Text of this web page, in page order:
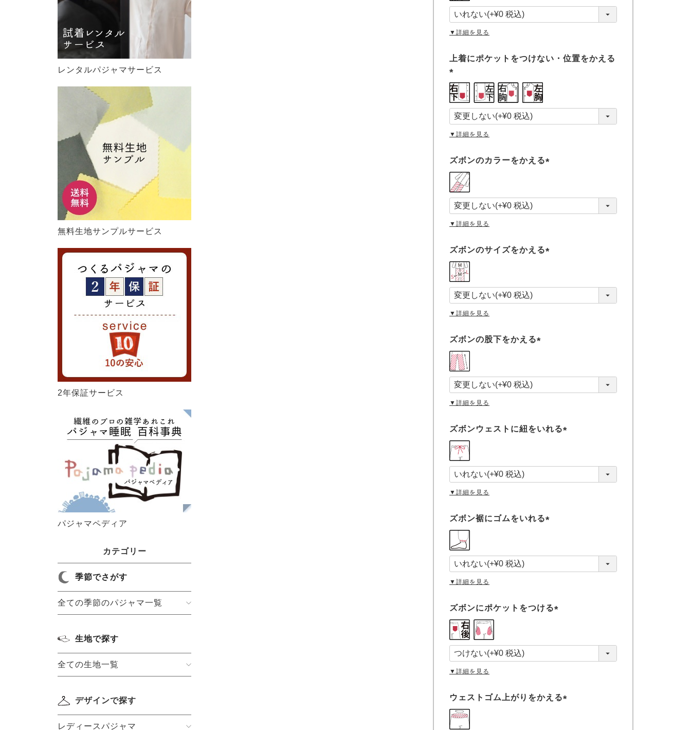
レンタルパジャマサービス
無料生地サンプルサービス
2年保証サービス
パジャマペディア
カテゴリー
季節でさがす
全ての季節のパジャマ一覧
生地で探す
全ての生地一覧
デザインで探す
レディースパジャマ
須
)
▼詳細を見る
上着にポケットをつけない・位置をかえる
(
必
須
)
▼詳細を見る
ズボンのカラーをかえる
須
)
▼詳細を見る
ズボンのサイズをかえる
須
)
▼詳細を見る
ズボンの股下をかえる
須
)
▼詳細を見る
ズボンウェストに紐をいれる
須
)
▼詳細を見る
ズボン裾にゴムをいれる
須
)
▼詳細を見る
ズボンにポケットをつける
須
)
▼詳細を見る
ウェストゴム上がりをかえる